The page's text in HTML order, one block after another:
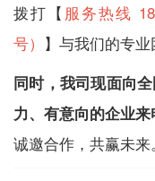
拨打【 服务热线
号） 】与我们的专业
同时，我司现面向
力、有意向的企业来
诚邀合作，共赢未来。